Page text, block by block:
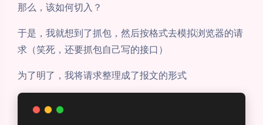
那么，该如何切入？
于是，我就想到了抓包，然后按格式去模拟浏览器的请
求（笑死，还要抓包自己写的接口）
为了明了，我将请求整理成了报文的形式